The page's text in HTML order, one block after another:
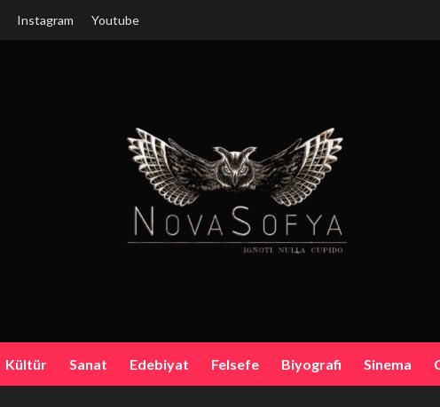
Instagram Youtube
Kültür Sanat Edebiyat Felsefe Biyografi Sinema